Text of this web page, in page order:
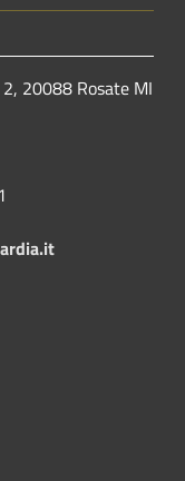
20088 Rosate MI